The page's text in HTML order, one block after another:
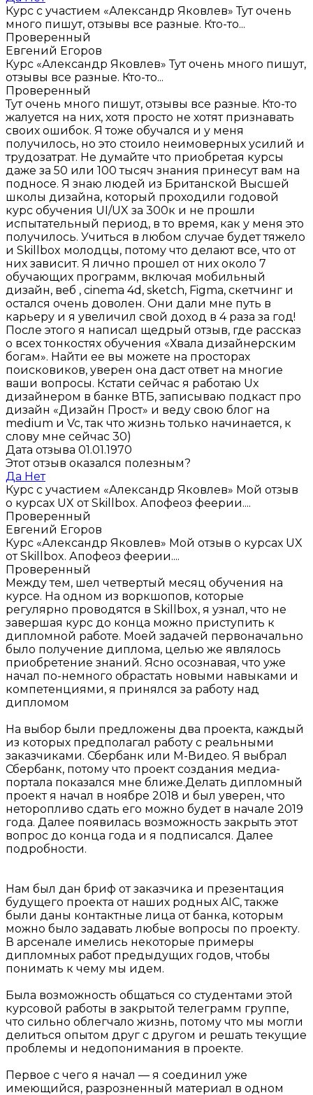
Курс с участием «Александр Яковлев» Тут очень
много пишут, отзывы все разные. Кто-то...
Проверенный
Евгений Егоров
Курс «Александр Яковлев» Тут очень много пишут,
отзывы все разные. Кто-то...
Проверенный
Тут очень много пишут, отзывы все разные. Кто-то
жалуется на них, хотя просто не хотят признавать
своих ошибок. Я тоже обучался и у меня
получилось, но это стоило неимоверных усилий и
трудозатрат. Не думайте что приобретая курсы
даже за 50 или 100 тысяч знания принесут вам на
подносе. Я знаю людей из Британской Высшей
школы дизайна, который проходили годовой
курс обучения UI/UX за 300к и не прошли
испытательный период, в то время, как у меня это
получилось. Учиться в любом случае будет тяжело
и Skillbox молодцы, потому что делают все, что от
них зависит. Я лично прошел от них около 7
обучающих программ, включая мобильный
дизайн, веб , cinema 4d, sketch, Figma, скетчинг и
остался очень доволен. Они дали мне путь в
карьеру и я увеличил свой доход в 4 раза за год!
После этого я написал щедрый отзыв, где рассказ
о всех тонкостях обучения «Хвала дизайнерским
богам». Найти ее вы можете на просторах
поисковиков, уверен она даст ответ на многие
ваши вопросы. Кстати сейчас я работаю Ux
дизайнером в банке ВТБ, записываю подкаст про
дизайн «Дизайн Прост» и веду свою блог на
medium и Vc, так что жизнь только начинается, к
слову мне сейчас 30)
Дата отзыва 01.01.1970
Этот отзыв оказался полезным?
Да Нет
Курс с участием «Александр Яковлев» Мой отзыв
о курсах UX от Skillbox. Апофеоз феерии....
Проверенный
Евгений Егоров
Курс «Александр Яковлев» Мой отзыв о курсах UX
от Skillbox. Апофеоз феерии....
Проверенный
Между тем, шел четвертый месяц обучения на
курсе. На одном из воркшопов, которые
регулярно проводятся в Skillbox, я узнал, что не
завершая курс до конца можно приступить к
дипломной работе. Моей задачей первоначально
было получение диплома, целью же являлось
приобретение знаний. Ясно осознавая, что уже
начал по-немного обрастать новыми навыками и
компетенциями, я принялся за работу над
дипломом
На выбор были предложены два проекта, каждый
из которых предполагал работу с реальными
заказчиками. Сбербанк или М-Видео. Я выбрал
Сбербанк, потому что проект создания медиа-
портала показался мне ближе.Делать дипломный
проект я начал в ноябре 2018 и был уверен, что
неторопливо сдать его можно будет в начале 2019
года. Далее появилась возможность закрыть этот
вопрос до конца года и я подписался. Далее
подробности.
Нам был дан бриф от заказчика и презентация
будущего проекта от наших родных AIC, также
были даны контактные лица от банка, которым
можно было задавать любые вопросы по проекту.
В арсенале имелись некоторые примеры
дипломных работ предыдущих годов, чтобы
понимать к чему мы идем.
Была возможность общаться со студентами этой
курсовой работы в закрытой телеграмм группе,
что сильно облегчало жизнь, потому что мы могли
делиться опытом друг с другом и решать текущие
проблемы и недопонимания в проекте.
Первое с чего я начал — я соединил уже
имеющийся, разрозненный материал в одном